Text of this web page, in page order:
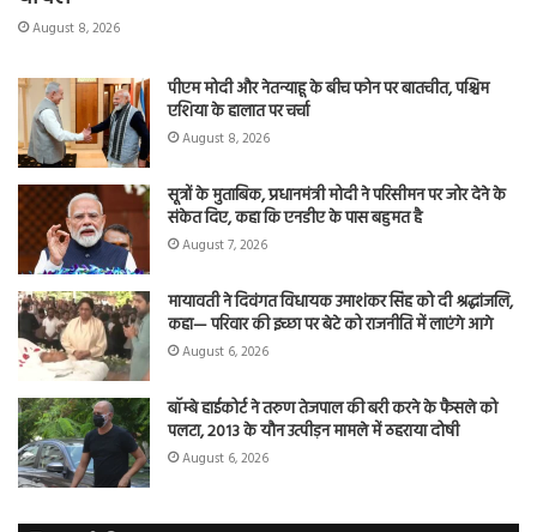
August 8, 2026
पीएम मोदी और नेतन्याहू के बीच फोन पर बातचीत, पश्चिम
एशिया के हालात पर चर्चा
August 8, 2026
सूत्रों के मुताबिक, प्रधानमंत्री मोदी ने परिसीमन पर जोर देने के
संकेत दिए, कहा कि एनडीए के पास बहुमत है
August 7, 2026
मायावती ने दिवंगत विधायक उमाशंकर सिंह को दी श्रद्धांजलि,
कहा— परिवार की इच्छा पर बेटे को राजनीति में लाएंगे आगे
August 6, 2026
बॉम्बे हाईकोर्ट ने तरुण तेजपाल की बरी करने के फैसले को
पलटा, 2013 के यौन उत्पीड़न मामले में ठहराया दोषी
August 6, 2026